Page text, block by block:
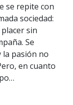
se repite con
sociedad:
sin
Se
la pasión no
en cuanto